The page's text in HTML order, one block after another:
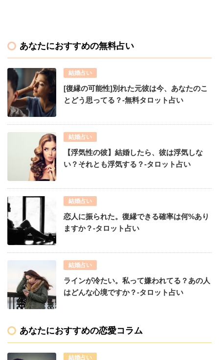
あなたにおすすめの無料占い
結婚占い
[復縁の可能性]別れた元彼は今、あなたのこ
とどう思ってる？-無料タロット占い
結婚占い
【浮気性の彼】結婚したら、彼は浮気しな
い？それとも浮気する？-タロット占い
結婚占い
恋人に振られた。復縁できる確率は何%あり
ますか？-タロット占い
結婚占い
ラインが冷たい。私って嫌われてる？あの人
はどんな心境ですか？-タロット占い
あなたにおすすめの恋愛コラム
結婚占い